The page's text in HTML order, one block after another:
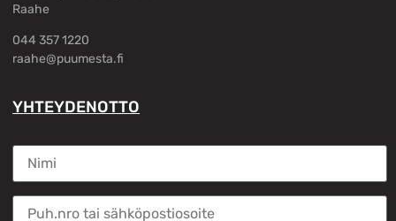
Raahe
044 357 1220
raahe@puumesta.fi
YHTEYDENOTTO